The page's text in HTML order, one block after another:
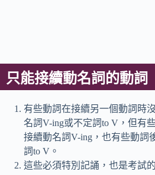
只能接續動名詞的動詞
有些動詞在接續另一個動詞時
名詞V-ing或不定詞to V，但有
接續動名詞V-ing，也有些動詞
詞to V。
這些必須特別記誦，也是考試